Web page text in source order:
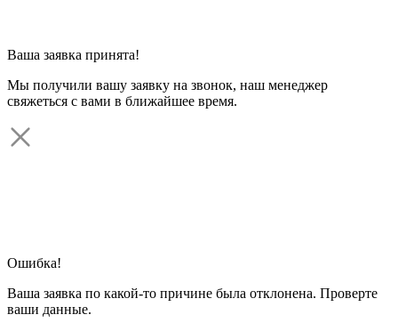
Ваша заявка принята!
Мы получили вашу заявку на звонок, наш менеджер
свяжеться с вами в ближайшее время.
Ошибка!
Ваша заявка по какой-то причине была отклонена. Проверте
ваши данные.